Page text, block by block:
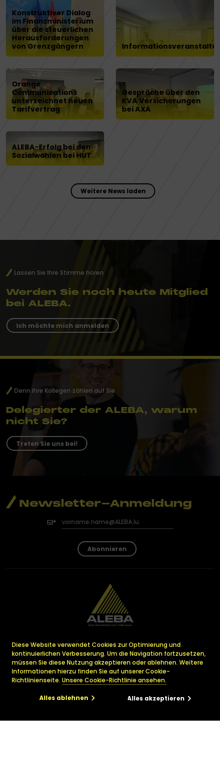
Konstruktiver Dialog
im Finanzministerium
über die steuerlichen
Herausforderungen
von Grenzgängern
Orange
Communications
unterzeichnet neuen
Tarifvertrag
Gespräche über den
KVA Versicherungen
bei AXA
ALEBA-Erfolg bei den
Sozialwahlen bei HUT
Weitere News laden
Lassen Sie Ihre Stimme hören
Werden Sie noch heute Mitglied
bei ALEBA.
Ich möchte mich anmelden
Denn Ihre Kollegen zählen auf Sie
Delegierter der ALEBA, warum
nicht Sie?
Treten Sie uns bei!
Newsletter-Anmeldung
Abonnieren
AssociationLuxembourgeoise
pour tous lesE mployés
ayantBesoin d’Assistance
29, avenue Monterey
info@ALEBA.lu
Diese Website verwendet Cookies zur Optimierung und
kontinuierlichen Verbesserung. Um die Navigation fortzusetzen,
müssen Sie diese Nutzung akzeptieren oder ablehnen. Weitere
Informationen hierzu finden Sie auf unserer Cookie-
Richtlinienseite. Unsere Cookie-Richtlinie ansehen.
Alles akzeptieren
Alles ablehnen